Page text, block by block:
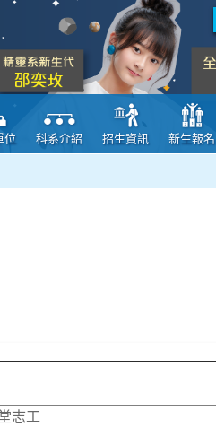
位 科系介紹 招生資訊 新生報名
志工